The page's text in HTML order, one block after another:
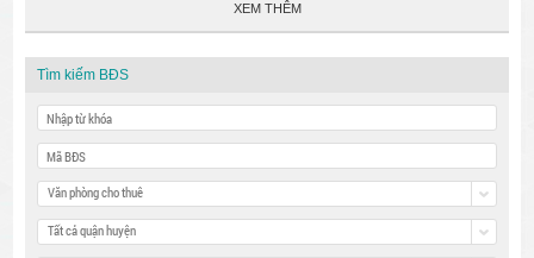
XEM THÊM
Tìm kiếm BĐS
Văn phòng cho thuê
Tất cả quận huyện